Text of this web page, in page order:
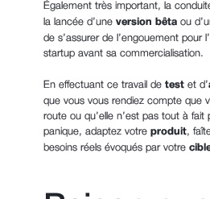
Également très important, la
la lancée d’une version bêta ou
de s’assurer de l’engouement pour
startup avant sa commercialisation.
En effectuant ce travail de test et d’
que vous vous rendiez compte que
route ou qu’elle n’est pas tout à fait
panique, adaptez votre produit,
besoins réels évoqués par votre